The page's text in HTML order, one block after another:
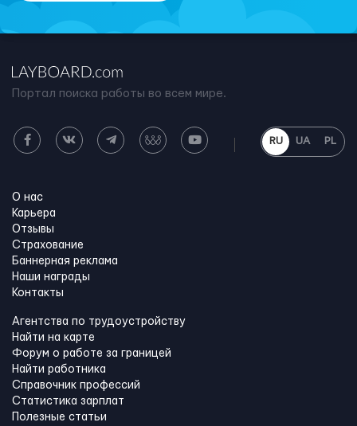
Портал поиска работы во всем мире.
RU UA PL
О нас
Карьера
Отзывы
Страхование
Баннерная реклама
Наши награды
Контакты
Агентства по трудоустройству
Найти на карте
Форум о работе за границей
Найти работника
Справочник профессий
Статистика зарплат
Полезные статьи